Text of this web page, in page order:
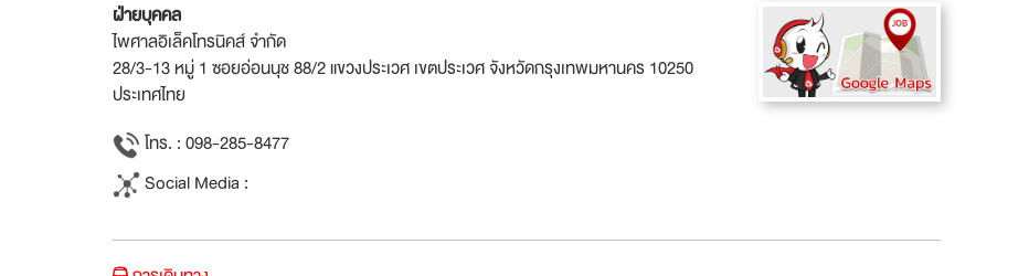
ฝ่ายบุคคล
ไพศาลอิเล็คโทรนิคส์ จำกัด
28/3-13 หมู่ 1 ซอยอ่อนนุช 88/2 แขวงประเวศ เขตประเวศ จังหวัดกรุงเทพมหานคร 10250
ประเทศไทย
โทร. : 098-285-8477
Social Media :